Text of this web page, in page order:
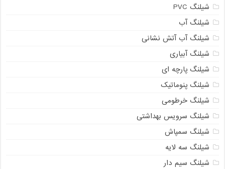
شیلنگ PVC
شیلنگ آب
شیلنگ آب آتش نشانی
شیلنگ آبیاری
شیلنگ پارچه ای
شیلنگ پنوماتیک
شیلنگ خرطومی
شیلنگ سرویس بهداشتی
شیلنگ سمپاش
شیلنگ سه لایه
شیلنگ سیم دار